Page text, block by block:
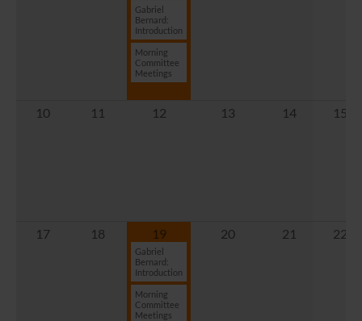
Gabriel
Bernard:
Introduction
Morning
Committee
Meetings
10 11 12 13 14 15
17 18 19
Gabriel
Bernard:
Introduction
Morning
Committee
Meetings
20 21 22